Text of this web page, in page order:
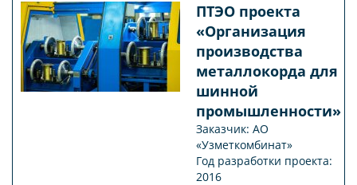
ПТЭО проекта
«Организация
производства
металлокорда для
шинной
промышленности»
Заказчик: АО
«Узметкомбинат»
Год разработки проекта:
2016